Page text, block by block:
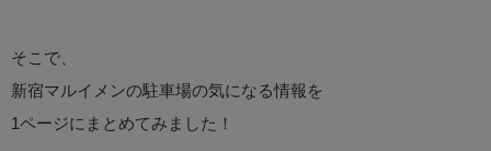
そこで、
新宿マルイメンの駐車場の気になる情報を
1ページにまとめてみました！